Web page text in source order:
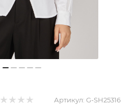
Артикул: G-SH25316